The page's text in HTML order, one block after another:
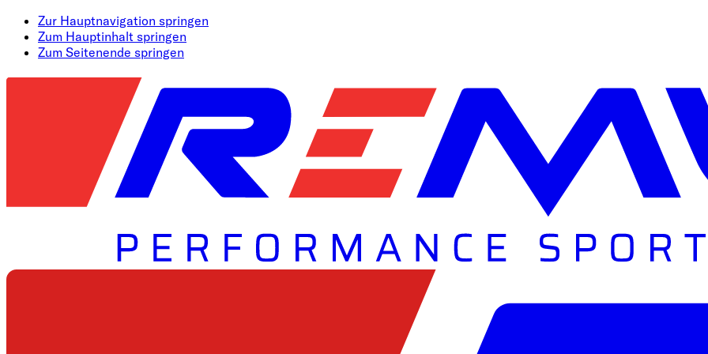
Zur Hauptnavigation springen
Zum Hauptinhalt springen
Zum Seitenende springen